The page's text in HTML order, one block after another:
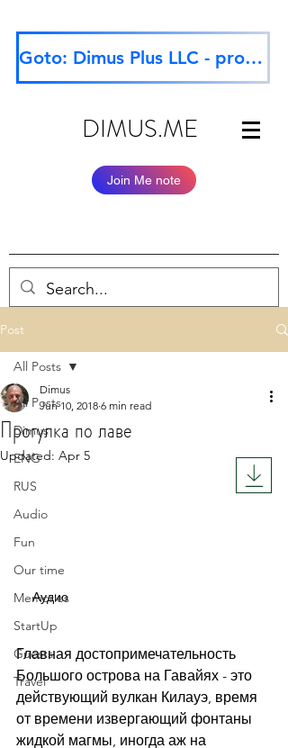
Goto: Dimus Plus LLC - professional website
DIMUS.ME
Join Me note
Post
All Posts
Dimus
ENG
RUS
Audio
Fun
Our time
Memories
StartUp
Guests
Travel
All Posts
Прогулка по лаве
Dimus
Jun 10, 2018 6 min read
Updated: Apr 5
Аудио
Главная достопримечательность
Большого острова на Гавайях - это
действующий вулкан Килауэ, время
от времени извергающий фонтаны
жидкой магмы, иногда аж на